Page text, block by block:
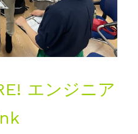
エンジニア